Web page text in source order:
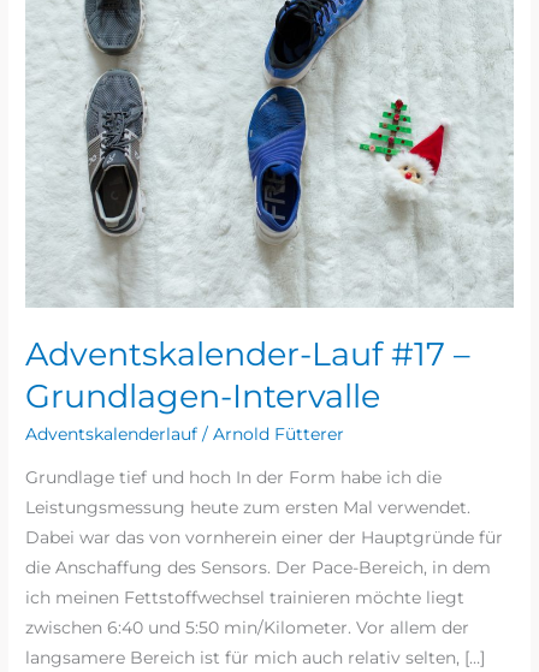
Adventskalender-Lauf #17 –
Grundlagen-Intervalle
Adventskalenderlauf /Arnold Fütterer
Grundlage tief und hoch In der Form habe ich die
Leistungsmessung heute zum ersten Mal verwendet.
Dabei war das von vornherein einer der Hauptgründe für
die Anschaffung des Sensors. Der Pace-Bereich, in dem
ich meinen Fettstoffwechsel trainieren möchte liegt
zwischen 6:40 und 5:50 min/Kilometer. Vor allem der
langsamere Bereich ist für mich auch relativ selten, […]